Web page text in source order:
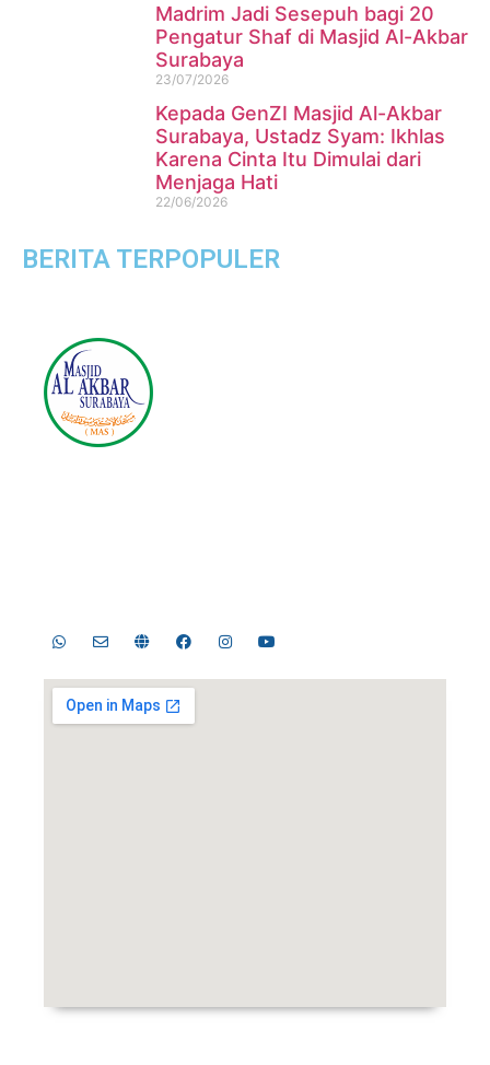
Madrim Jadi Sesepuh bagi 20
Pengatur Shaf di Masjid Al-Akbar
Surabaya
23/07/2026
Kepada GenZI Masjid Al-Akbar
Surabaya, Ustadz Syam: Ikhlas
Karena Cinta Itu Dimulai dari
Menjaga Hati
22/06/2026
BERITA TERPOPULER